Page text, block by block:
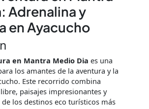
Adrenalina y
en Ayacucho
en Mantra Medio Dia es una
los amantes de la aventura y la
Este recorrido combina
paisajes impresionantes y
los destinos eco turísticos más